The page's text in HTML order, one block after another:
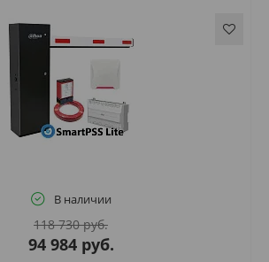
В наличии
118 730 руб.
94 984 руб.